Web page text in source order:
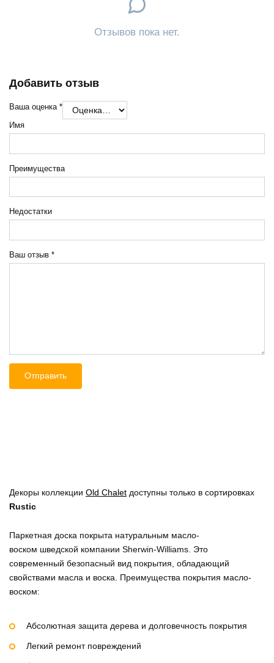
Отзывов пока нет.
Добавить отзыв
Ваша оценка *
Ваш отзыв *
Имя
Преимущества
Недостатки
Декоры коллекции Old Chalet доступны только в сортировках
Rustic
Паркетная доска покрыта натуральным масло-
воском шведской компании Sherwin-Williams. Это
современный безопасный вид покрытия, обладающий
свойствами масла и воска. Преимущества покрытия масло-
воском:
Абсолютная защита дерева и долговечность покрытия
Легкий ремонт повреждений